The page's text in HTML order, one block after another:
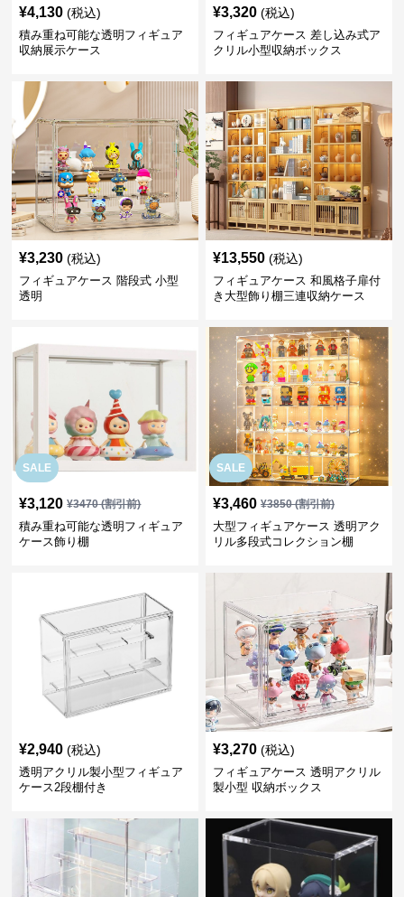
¥4,130 (税込)
積み重ね可能な透明フィギュア
収納展示ケース
¥3,320 (税込)
フィギュアケース 差し込み式ア
クリル小型収納ボックス
¥3,230 (税込)
フィギュアケース 階段式 小型
透明
¥13,550 (税込)
フィギュアケース 和風格子扉付
き大型飾り棚三連収納ケース
SALE
¥3,120 ¥3470(割引前)
積み重ね可能な透明フィギュア
ケース飾り棚
SALE
¥3,460 ¥3850(割引前)
大型フィギュアケース 透明アク
リル多段式コレクション棚
¥2,940 (税込)
透明アクリル製小型フィギュア
ケース2段棚付き
¥3,270 (税込)
フィギュアケース 透明アクリル
製小型 収納ボックス